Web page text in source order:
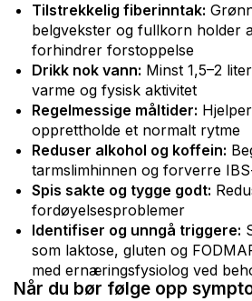
Tilstrekkelig fiberinntak:
belgvekster og fullkorn holder
forhindrer forstoppelse
Drikk nok vann: Minst 1,5–2
varme og fysisk aktivitet
Regelmessige måltider:
opprettholde et normalt rytme
Reduser alkohol og koffein:
tarmslimhinnen og forverre
Spis sakte og tygge godt:
fordøyelsesproblemer
Identifiser og unngå triggere:
som laktose, gluten og
med ernæringsfysiolog ved
Når du bør følge opp